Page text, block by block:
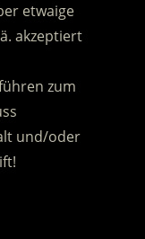
etwaige
akzeptiert
zum
und/oder